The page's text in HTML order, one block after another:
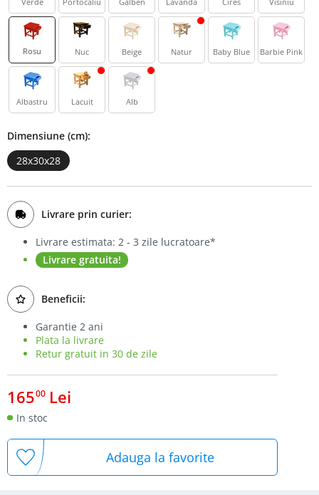
Rosu Nuc Beige Natur Baby Blue Barbie Pink
Albastru Lacuit Alb
Dimensiune (cm):
28x30x28
Livrare prin curier:
Livrare estimata: 2 - 3 zile lucratoare*
Livrare gratuita!
Beneficii:
Garantie 2 ani
Plata la livrare
Retur gratuit in 30 de zile
16500 Lei
In stoc
Adauga la favorite
Bufet
Biblioteca
Comode